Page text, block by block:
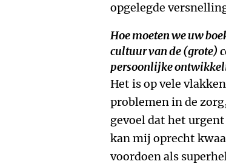
opgelegde
Hoe moeten we uw
cultuur van de (grote)
persoonlijke
Het is op vele
problemen in de
gevoel dat het
kan mij oprecht
voordoen als